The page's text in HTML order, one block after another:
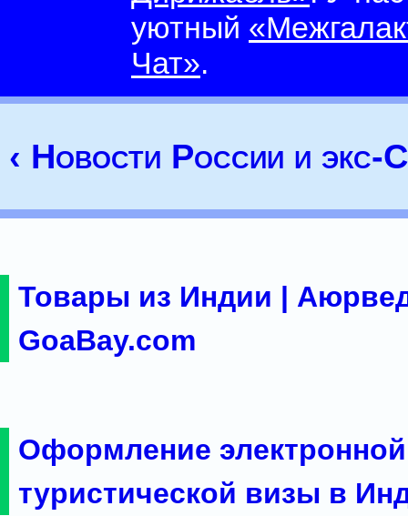
уютный
Чат».
‹ Новости России и
Товары из Индии |
GoaBay.com
Оформление электронной
туристической визы в